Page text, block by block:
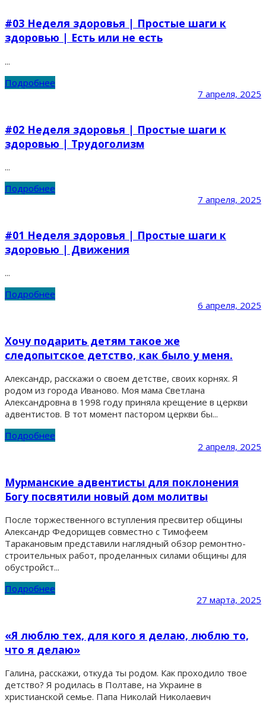
#03 Неделя здоровья | Простые шаги к
здоровью | Есть или не есть
...
Подробнее
7 апреля, 2025
#02 Неделя здоровья | Простые шаги к
здоровью | Трудоголизм
...
Подробнее
7 апреля, 2025
#01 Неделя здоровья | Простые шаги к
здоровью | Движения
...
Подробнее
6 апреля, 2025
Хочу подарить детям такое же
следопытское детство, как было у меня.
Александр, расскажи о своем детстве, своих корнях. Я
родом из города Иваново. Моя мама Светлана
Александровна в 1998 году приняла крещение в церкви
адвентистов. В тот момент пастором церкви бы...
Подробнее
2 апреля, 2025
Мурманские адвентисты для поклонения
Богу посвятили новый дом молитвы
После торжественного вступления пресвитер общины
Александр Федорищев совместно с Тимофеем
Таракановым представили наглядный обзор ремонтно-
строительных работ, проделанных силами общины для
обустройст...
Подробнее
27 марта, 2025
«Я люблю тех, для кого я делаю, люблю то,
что я делаю»
Галина, расскажи, откуда ты родом. Как проходило твое
детство? Я родилась в Полтаве, на Украине в
христианской семье. Папа Николай Николаевич